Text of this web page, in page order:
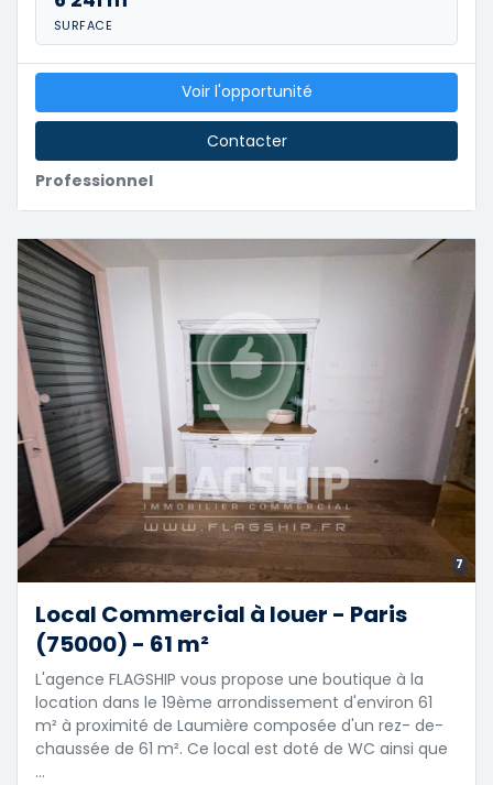
SURFACE
Professionnel
Voir l'opportunité
Contacter
7
Local Commercial à louer - Paris
(75000) - 61 m²
L'agence FLAGSHIP vous propose une boutique à la
location dans le 19ème arrondissement d'environ 61
m² à proximité de Laumière composée d'un rez- de-
chaussée de 61 m². Ce local est doté de WC ainsi que
…